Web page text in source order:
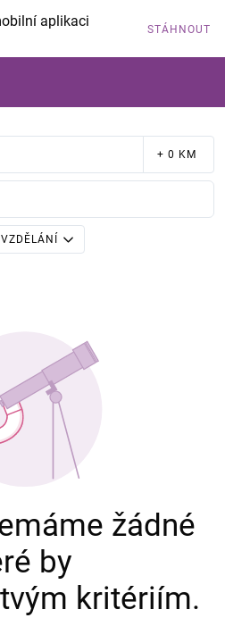
aplikaci STÁHNOUT
+ 0 KM
VZDĚLÁNÍ
žádné
by
kritériím.